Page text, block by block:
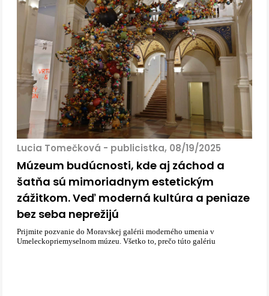
Lucia Tomečková - publicistka, 08/19/2025
Múzeum budúcnosti, kde aj záchod a
šatňa sú mimoriadnym estetickým
zážitkom. Veď moderná kultúra a peniaze
bez seba neprežijú
Prijmite pozvanie do Moravskej galérii moderného umenia v
Umeleckopriemyselnom múzeu. Všetko to, prečo túto galériu